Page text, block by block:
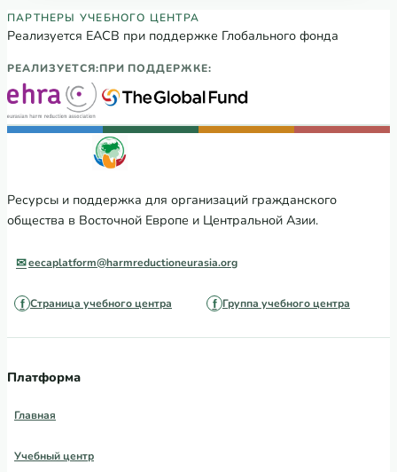
Партнеры Регионального учебного
ПАРТНЕРЫ УЧЕБНОГО ЦЕНТРА
Реализуется ЕАСВ при поддержке Глобального фонда
РЕАЛИЗУЕТСЯ:ПРИ ПОДДЕРЖКЕ:
Ресурсы и поддержка для организаций гражданского
общества в Восточной Европе и Центральной Азии.
eecaplatform@harmreductioneurasia.org
Страница учебного центра Группа учебного центра
Платформа
Главная
Учебный центр